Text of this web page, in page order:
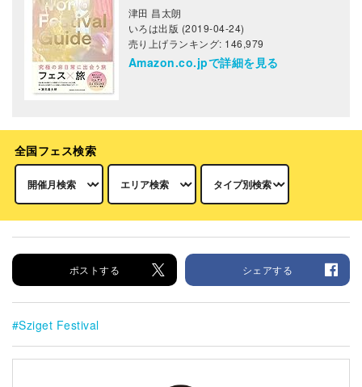
津田 昌太朗
いろは出版 (2019-04-24)
売り上げランキング: 146,979
Amazon.co.jpで詳細を見る
全国フェス検索
ポストする シェアする
Sziget Festival